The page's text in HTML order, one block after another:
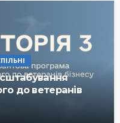
до ветеранів